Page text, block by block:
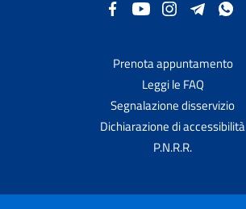
Prenota appuntamento
Leggi le FAQ
Segnalazione disservizio
Dichiarazione di accessibilità
P.N.R.R.